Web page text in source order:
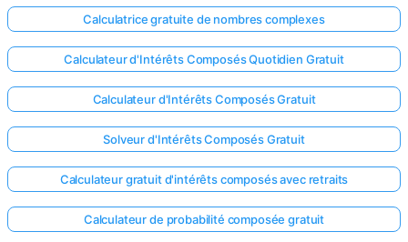
Calculatrice gratuite de nombres complexes
Calculateur d'Intérêts Composés Quotidien Gratuit
Calculateur d'Intérêts Composés Gratuit
Solveur d'Intérêts Composés Gratuit
Calculateur gratuit d'intérêts composés avec retraits
Calculateur de probabilité composée gratuit